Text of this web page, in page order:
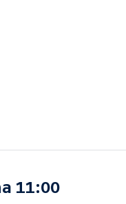
11:00